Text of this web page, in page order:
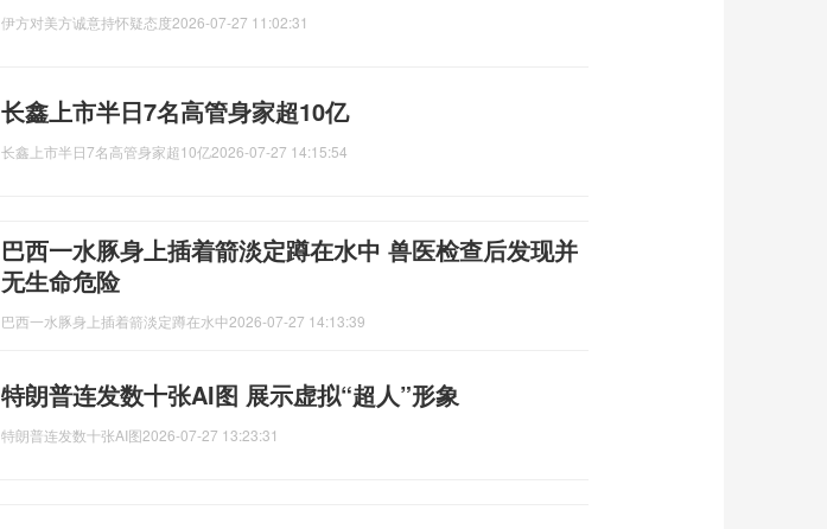
伊方对美方诚意持怀疑态度2026-07-27 11:02:31
长鑫上市半日7名高管身家超10亿
长鑫上市半日7名高管身家超10亿2026-07-27 14:15:54
巴西一水豚身上插着箭淡定蹲在水中 兽医检查后发现并
无生命危险
巴西一水豚身上插着箭淡定蹲在水中2026-07-27 14:13:39
特朗普连发数十张AI图 展示虚拟“超人”形象
特朗普连发数十张AI图2026-07-27 13:23:31